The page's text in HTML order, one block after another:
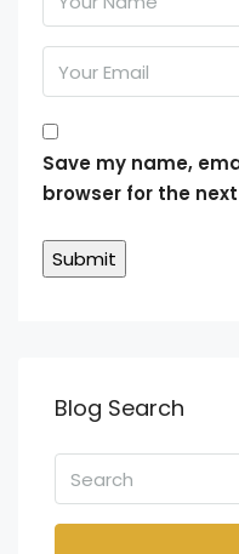
Save my name,
browser for the
Blog Search